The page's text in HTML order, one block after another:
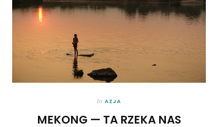
In AZJA
MEKONG — TA RZEKA NAS